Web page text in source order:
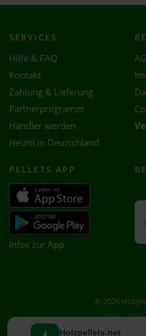
Holzpellets.net
SERVICES
Hilfe & FAQ
Kontakt
Zahlung & Lieferung
Partnerprogramm
Händler werden
Heizöl in Deutschland
PELLETS APP
Infos zur App
© 2026
Facebook